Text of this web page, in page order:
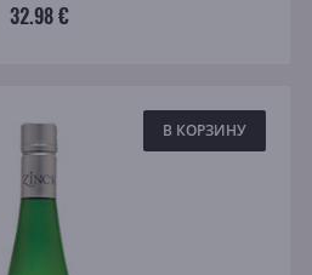
32.98 €
В КОРЗИНУ